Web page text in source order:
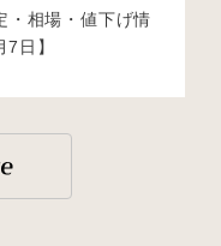
・相場・値下げ情
日】